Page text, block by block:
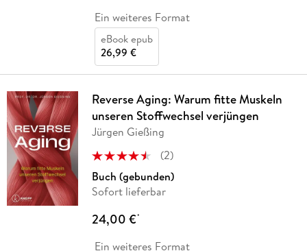
Ein weiteres Format
eBook epub
26,99 €
Reverse Aging: Warum fitte Muskeln
unseren Stoffwechsel verjüngen
Jürgen Gießing
(2)
Buch (gebunden)
Sofort lieferbar
24,00 €*
Ein weiteres Format